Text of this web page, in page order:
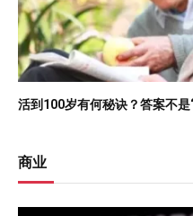
活到100岁有何秘诀？答案不是
商业